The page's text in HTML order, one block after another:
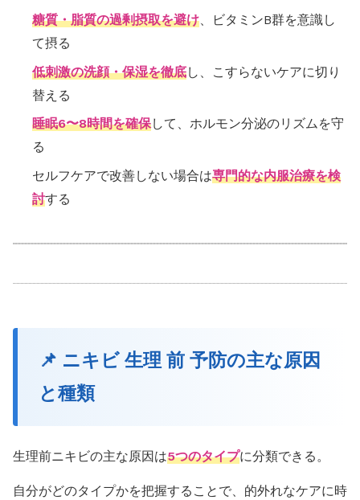
糖質・脂質の過剰摂取を避け、ビタミンB群を意識し
て摂る
低刺激の洗顔・保湿を徹底し、こすらないケアに切り
替える
睡眠6〜8時間を確保して、ホルモン分泌のリズムを守
る
セルフケアで改善しない場合は専門的な内服治療を検
討する
📌 ニキビ 生理 前 予防の主な原因
と種類
生理前ニキビの主な原因は5つのタイプに分類できる。
自分がどのタイプかを把握することで、的外れなケアに時